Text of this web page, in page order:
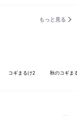
もっと見る
コギまるけ2 秋のコギま